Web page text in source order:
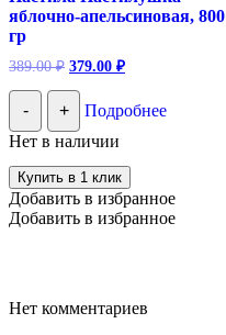
яблочно-апельсиновая, 800
гр
389.00₽ Первоначальная
составляла
389.00 ₽.
379.00 ₽Текущая
379.00 ₽.
- +
Подробнее
Нет в наличии
Купить в 1 клик
Добавить в избранное
Добавить в избранное
Нет комментариев